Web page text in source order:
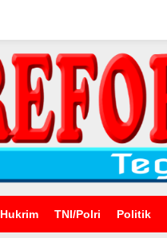
Hukrim TNI/Polri Politik